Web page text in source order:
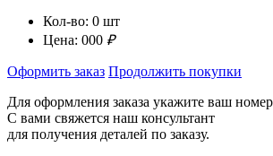
Кол-во: 0 шт
Цена: 000 ₽
Оформить заказ Продолжить покупки
Для оформления заказа укажите ваш
С вами свяжется наш консультант
для получения деталей по заказу.